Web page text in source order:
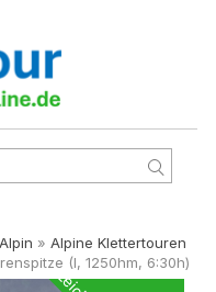
» Alpine Klettertouren
(I, 1250hm, 6:30h)